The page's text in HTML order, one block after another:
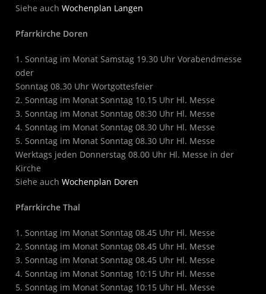
Siehe auchWochenplan Langen
Pfarrkirche Doren
1. Sonntag im Monat Samstag 19.30 Uhr Vorabendmesse
oder
Sonntag 08.30 Uhr Wortgottesfeier
2. Sonntag im Monat Sonntag 10.15 Uhr Hl. Messe
3. Sonntag im Monat Sonntag 08:30 Uhr Hl. Messe
4. Sonntag im Monat Sonntag 08.30 Uhr Hl. Messe
5. Sonntag im Monat Sonntag 08.30 Uhr Hl. Messe
Werktags jeden Donnerstag 08.00 Uhr Hl. Messe in der
Kirche
Siehe auchWochenplan Doren
Pfarrkirche Thal
1. Sonntag im Monat Sonntag 08.45 Uhr Hl. Messe
2. Sonntag im Monat Sonntag 08.45 Uhr Hl. Messe
3. Sonntag im Monat Sonntag 08.45 Uhr Hl. Messe
4. Sonntag im Monat Sonntag 10:15 Uhr Hl. Messe
5. Sonntag im Monat Sonntag 10:15 Uhr Hl. Messe